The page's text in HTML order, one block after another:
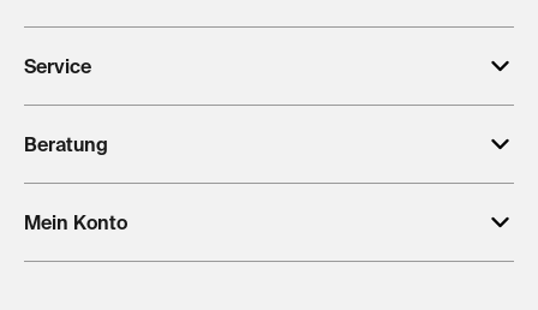
Service
Beratung
Mein Konto